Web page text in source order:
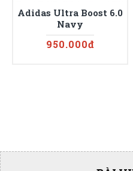
Adidas Ultra Boost 6.0
Navy
950.000đ